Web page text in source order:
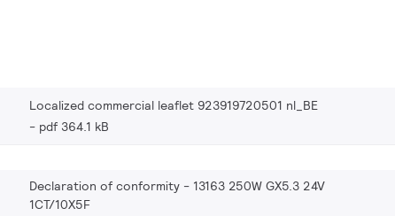
Localized commercial leaflet 923919720501 nl_BE
pdf 364.1 kB
Declaration of conformity - 13163 250W GX5.3 24V
1CT/10X5F